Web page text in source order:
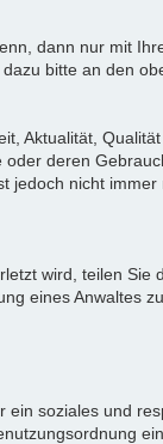
dann nur mit
bitte an den
Aktualität,
deren
nicht
wird, teilen
eines Anwaltes
soziales und